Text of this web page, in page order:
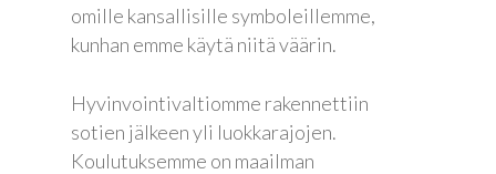
omille kansallisille symboleillemme,
kunhan emme käytä niitä väärin.
Hyvinvointivaltiomme rakennettiin
sotien jälkeen yli luokkarajojen.
Koulutuksemme on maailman
Etusivu
Joonas